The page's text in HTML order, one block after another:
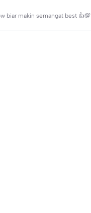
biar makin semangat best 👍💯